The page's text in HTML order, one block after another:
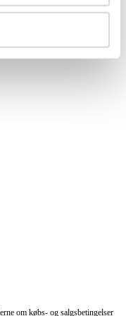
om købs- og salgsbetingelser